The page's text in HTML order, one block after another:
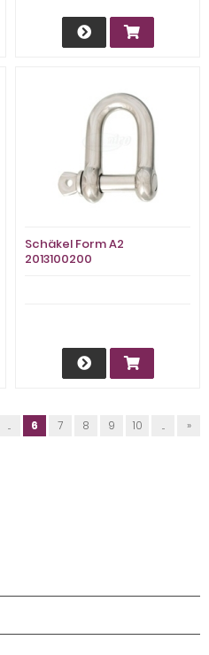
Schäkel Form A2
2013100200
... 6 7 8 9 10 ... »